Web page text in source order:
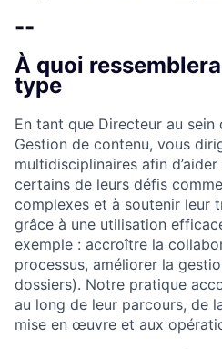
--
À quoi
type
En tant que Directeur au
Gestion de contenu, vous
multidisciplinaires afin
certains de leurs défis
complexes et à soutenir leur
grâce à une utilisation
exemple : accroître la
processus, améliorer la
dossiers). Notre pratique
au long de leur parcours, de
mise en œuvre et aux